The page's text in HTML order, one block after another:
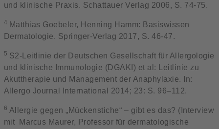
und klinische Praxis. Schattauer Verlag 2006, S. 74-75.
4 Matthias Goebeler, Henning Hamm: Basiswissen
Dermatologie. Springer-Verlag 2017, S. 46-47.
5 S2-Leitlinie der Deutschen Gesellschaft für Allergologie
und klinische Immunologie (DGAKI) et al: Leitlinie zu
Akuttherapie und Management der Anaphylaxie. In:
Allergo Journal International 2014; 23: S. 96–112.
6 Allergie gegen „Mückenstiche“ – gibt es das? (Interview
mit Marcus Maurer, Professor für dermatologische